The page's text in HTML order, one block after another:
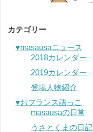
カテゴリー
♥︎masausaニュース
2018カレンダー
2019カレンダー
登場人物紹介
♥︎おフランス語っこ
masausaの日常
うさとくまの日記